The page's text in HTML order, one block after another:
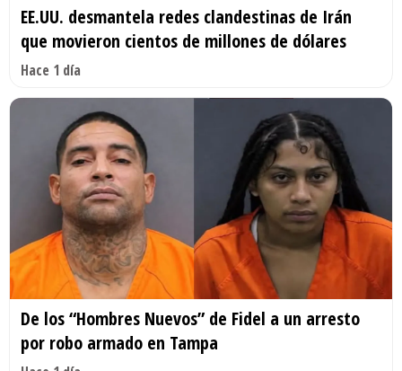
EE.UU. desmantela redes clandestinas de Irán
que movieron cientos de millones de dólares
Hace 1 día
De los “Hombres Nuevos” de Fidel a un arresto
por robo armado en Tampa